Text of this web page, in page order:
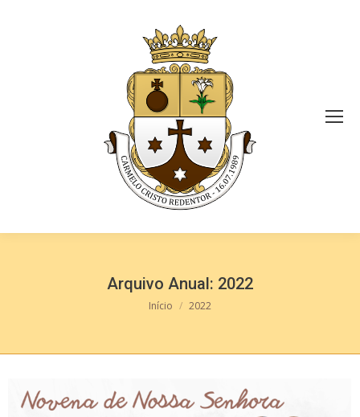
Arquivo Anual: 2022
Você está aqui:
Início 2022